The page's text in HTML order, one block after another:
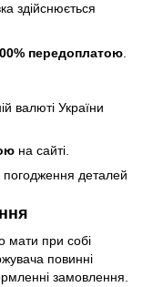
здійснюється
передоплатою
валюті України
на сайті.
погодження деталей
мати при собі
повинні
замовлення.